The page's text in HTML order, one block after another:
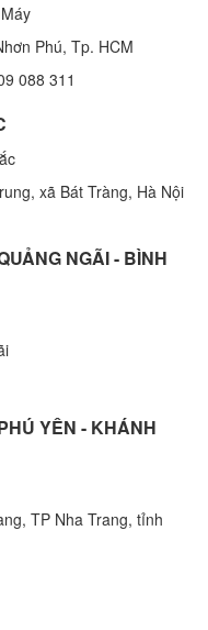
Phú, Tp. HCM
088 311
xã Bát Tràng, Hà Nội
NGÃI - BÌNH
YÊN - KHÁNH
TP Nha Trang, tỉnh